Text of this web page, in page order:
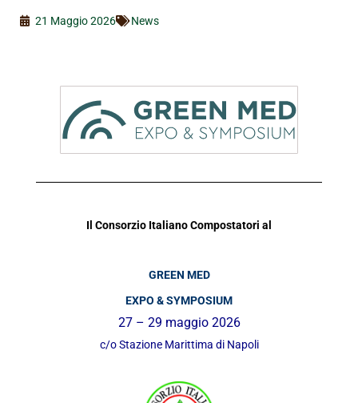
21 Maggio 2026 News
Il Consorzio Italiano Compostatori al
GREEN MED
EXPO & SYMPOSIUM
27 – 29 maggio 2026
c/o Stazione Marittima di Napoli